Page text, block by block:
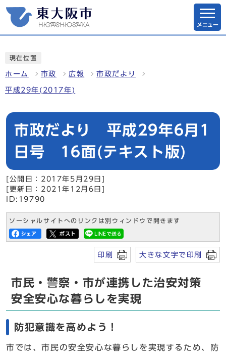
メニュー
現在位置
ホーム 市政 広報 市政だより
平成29年(2017年)
市政だより 平成29年6月1
日号 16面(テキスト版)
[公開日：2017年5月29日]
[更新日：2021年12月6日]
ID:19790
ソーシャルサイトへのリンクは別ウィンドウで開きます
印刷 大きな文字で印刷
市民・警察・市が連携した治安対策
安全安心な暮らしを実現
防犯意識を高めよう！
市では、市民の安全安心な暮らしを実現するため、防